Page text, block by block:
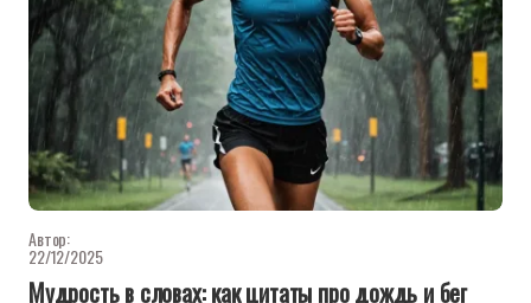
Автор:
22/12/2025
Мудрость в словах: как цитаты про дождь и бег